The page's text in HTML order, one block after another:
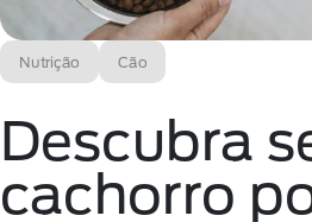
Nutrição Cão
Descubra
cachorro